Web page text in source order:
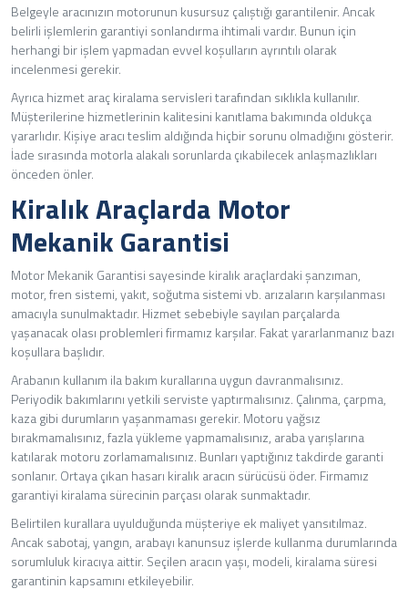
Belgeyle aracınızın motorunun kusursuz çalıştığı garantilenir. Ancak
belirli işlemlerin garantiyi sonlandırma ihtimali vardır. Bunun için
herhangi bir işlem yapmadan evvel koşulların ayrıntılı olarak
incelenmesi gerekir.
Ayrıca hizmet araç kiralama servisleri tarafından sıklıkla kullanılır.
Müşterilerine hizmetlerinin kalitesini kanıtlama bakımında oldukça
yararlıdır. Kişiye aracı teslim aldığında hiçbir sorunu olmadığını gösterir.
İade sırasında motorla alakalı sorunlarda çıkabilecek anlaşmazlıkları
önceden önler.
Kiralık Araçlarda Motor
Mekanik Garantisi
Motor Mekanik Garantisi sayesinde kiralık araçlardaki şanzıman,
motor, fren sistemi, yakıt, soğutma sistemi vb. arızaların karşılanması
amacıyla sunulmaktadır. Hizmet sebebiyle sayılan parçalarda
yaşanacak olası problemleri firmamız karşılar. Fakat yararlanmanız bazı
koşullara başlıdır.
Arabanın kullanım ila bakım kurallarına uygun davranmalısınız.
Periyodik bakımlarını yetkili serviste yaptırmalısınız. Çalınma, çarpma,
kaza gibi durumların yaşanmaması gerekir. Motoru yağsız
bırakmamalısınız, fazla yükleme yapmamalısınız, araba yarışlarına
katılarak motoru zorlamamalısınız. Bunları yaptığınız takdirde garanti
sonlanır. Ortaya çıkan hasarı kiralık aracın sürücüsü öder. Firmamız
garantiyi kiralama sürecinin parçası olarak sunmaktadır.
Belirtilen kurallara uyulduğunda müşteriye ek maliyet yansıtılmaz.
Ancak sabotaj, yangın, arabayı kanunsuz işlerde kullanma durumlarında
sorumluluk kiracıya aittir. Seçilen aracın yaşı, modeli, kiralama süresi
garantinin kapsamını etkileyebilir.